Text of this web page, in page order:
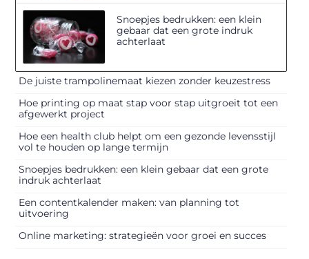
Snoepjes bedrukken: een klein
gebaar dat een grote indruk
achterlaat
De juiste trampolinemaat kiezen zonder keuzestress
Hoe printing op maat stap voor stap uitgroeit tot een
afgewerkt project
Hoe een health club helpt om een gezonde levensstijl
vol te houden op lange termijn
Snoepjes bedrukken: een klein gebaar dat een grote
indruk achterlaat
Een contentkalender maken: van planning tot
uitvoering
Online marketing: strategieën voor groei en succes